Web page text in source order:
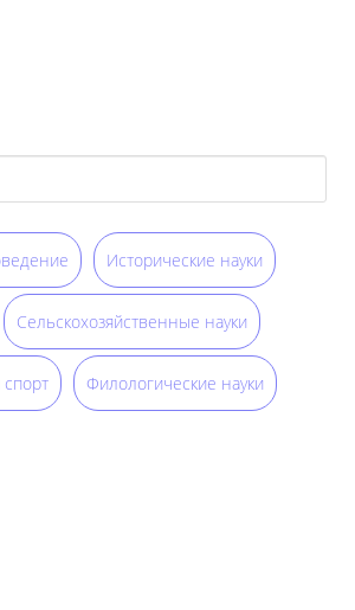
Исторические науки
Сельскохозяйственные науки
спорт Филологические науки